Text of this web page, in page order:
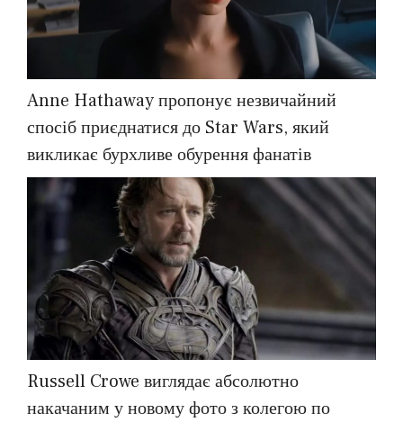
Anne Hathaway пропонує незвичайний
спосіб приєднатися до Star Wars, який
викликає бурхливе обурення фанатів
Russell Crowe виглядає абсолютно
накачаним у новому фото з колегою по